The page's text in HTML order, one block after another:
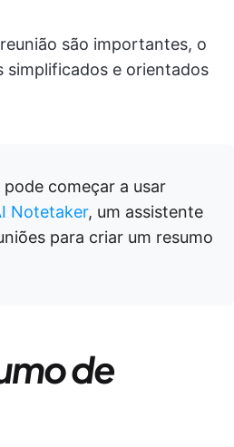
são importantes, o
simplificados e orientados
começar a usar
Notetaker, um assistente
para criar um resumo
de